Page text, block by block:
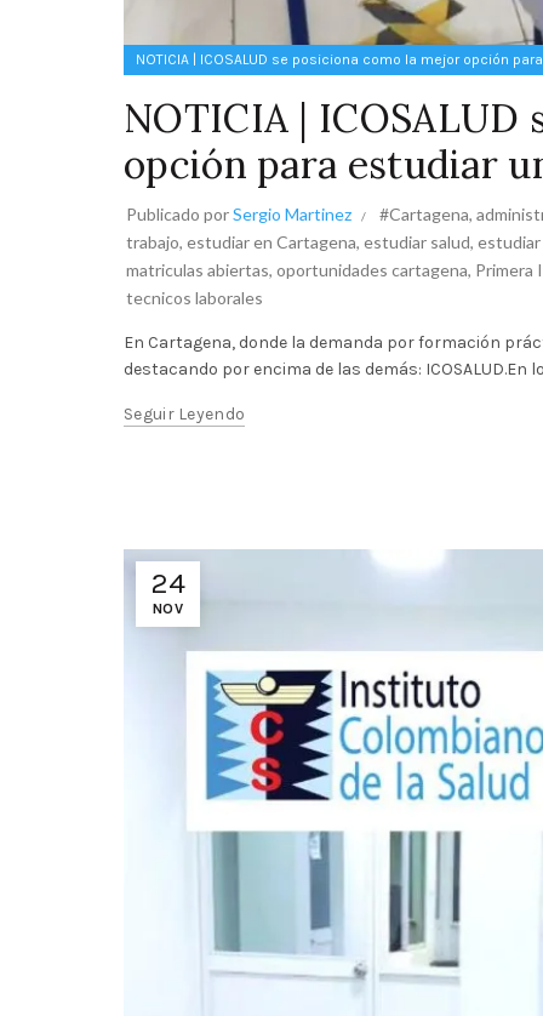
NOTICIA | ICOSALUD se posiciona como la mejor opción
NOTICIA |
opción para estudiar
Publicado porSergio Martinez #Cartagena,
trabajo, estudiar en Cartagena, estudiar salud,
matriculas abiertas, oportunidades cartagena, Primera
tecnicos laborales
En Cartagena, donde la demanda por formación
destacando por encima de las demás:
Seguir Leyendo
24
NOV